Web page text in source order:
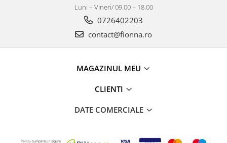
Luni – Vineri/ 09.00 – 18.00
0726402203
contact@fionna.ro
MAGAZINUL MEU
CLIENTI
DATE COMERCIALE